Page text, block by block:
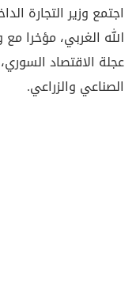
اجتمع وزير التجارة
الله الغربي، مؤخرا
عجلة الاقتصاد
الصناعي والزراعي.